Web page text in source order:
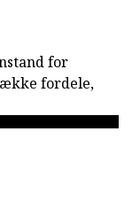
for
fordele,